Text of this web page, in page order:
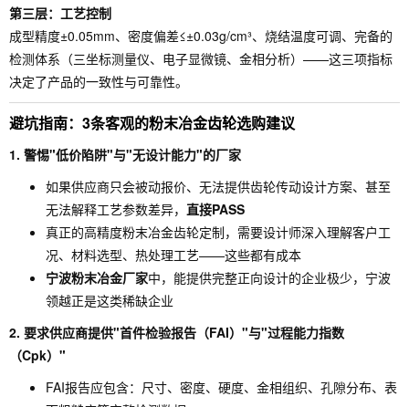
第三层：工艺控制
成型精度±0.05mm、密度偏差≤±0.03g/cm³、烧结温度可调、完备的
检测体系（三坐标测量仪、电子显微镜、金相分析）——这三项指标
决定了产品的一致性与可靠性。
避坑指南：3条客观的粉末冶金齿轮选购建议
1. 警惕"低价陷阱"与"无设计能力"的厂家
如果供应商只会被动报价、无法提供齿轮传动设计方案、甚至
无法解释工艺参数差异， 直接PASS
真正的高精度粉末冶金齿轮定制，需要设计师深入理解客户工
况、材料选型、热处理工艺——这些都有成本
宁波粉末冶金厂家中，能提供完整正向设计的企业极少，宁波
领越正是这类稀缺企业
2. 要求供应商提供"首件检验报告（FAI）"与"过程能力指数
（Cpk）"
FAI报告应包含：尺寸、密度、硬度、金相组织、孔隙分布、表